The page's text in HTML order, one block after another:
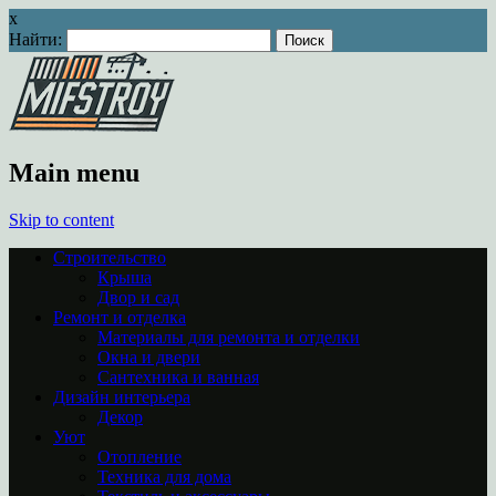
x
Найти:
Main menu
Skip to content
Строительство
Крыша
Двор и сад
Ремонт и отделка
Материалы для ремонта и отделки
Окна и двери
Сантехника и ванная
Дизайн интерьера
Декор
Уют
Отопление
Техника для дома